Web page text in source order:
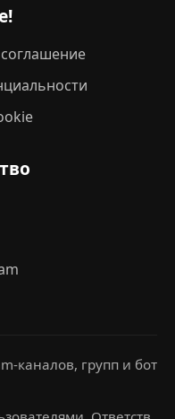
каналов, групп и бот